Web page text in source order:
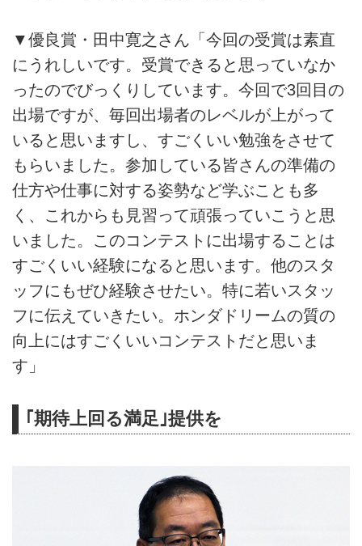
▼優良賞・田中寛之さん「今回の受賞は素直
にうれしいです。受賞できると思っていなか
ったのでびっくりしています。今回で3回目の
出場ですが、毎回出場者のレベルが上がって
いると思いますし、すごくいい勉強をさせて
もらいました。参加している皆さんの準備の
仕方や仕事に対する姿勢など学ぶことも多
く、これからも見習って頑張っていこうと思
いました。このコンテストに出場することは
すごくいい経験になると思います。他のスタ
ッフにもぜひ経験させたい。特に若いスタッ
フに伝えていきたい。ホンダドリームの質の
向上にはすごくいいコンテストだと思いま
す」
｢期待上回る満足｣提供を